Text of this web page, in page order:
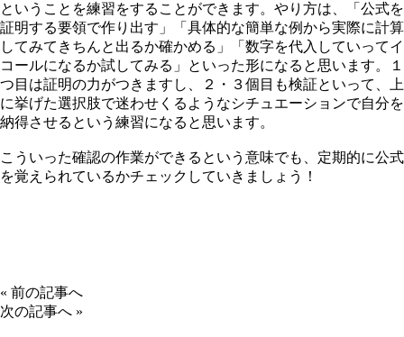
ということを練習をすることができます。やり方は、「公式を
証明する要領で作り出す」「具体的な簡単な例から実際に計算
してみてきちんと出るか確かめる」「数字を代入していってイ
コールになるか試してみる」といった形になると思います。１
つ目は証明の力がつきますし、２・３個目も検証といって、上
に挙げた選択肢で迷わせくるようなシチュエーションで自分を
納得させるという練習になると思います。
こういった確認の作業ができるという意味でも、定期的に公式
を覚えられているかチェックしていきましょう！
« 前の記事へ
次の記事へ »